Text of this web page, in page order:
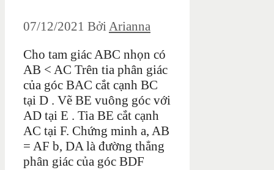
07/12/2021 BởiArianna
Cho tam giác ABC nhọn có
AB < AC Trên tia phân giác
của góc BAC cắt cạnh BC
tại D . Vẽ BE vuông góc với
AD tại E . Tia BE cắt cạnh
AC tại F. Chứng minh a, AB
= AF b, DA là đường thẳng
phân giác của góc BDF